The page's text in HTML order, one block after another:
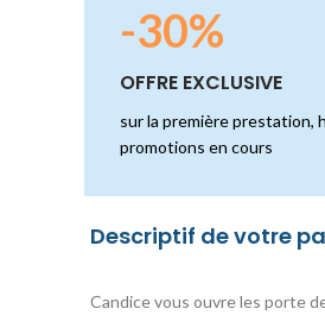
-30%
OFFRE EXCLUSIVE
sur la première prestation,
promotions en cours
Descriptif de votre
Candice vous ouvre les porte